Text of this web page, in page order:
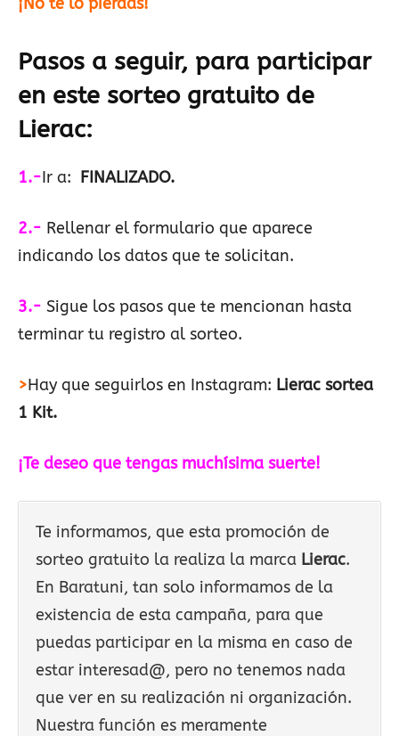
Pasos a seguir, para participar
en este sorteo gratuito de
Lierac:
1.-Ir a: FINALIZADO.
2.- Rellenar el formulario que aparece
indicando los datos que te solicitan.
3.- Sigue los pasos que te mencionan hasta
terminar tu registro al sorteo.
>Hay que seguirlos en Instagram: Lierac sortea
1 Kit.
¡Te deseo que tengas muchísima suerte!
Te informamos, que esta promoción de
sorteo gratuito la realiza la marca Lierac.
En Baratuni, tan solo informamos de la
existencia de esta campaña, para que
puedas participar en la misma en caso de
estar interesad@, pero no tenemos nada
que ver en su realización ni organización.
Nuestra función es meramente